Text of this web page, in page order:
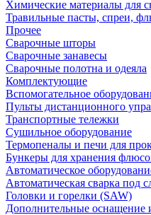
Химические материалы для
Травильные пасты, спреи,
Прочее
Сварочные шторы
Сварочные занавесы
Сварочные полотна и одеяла
Комплектующие
Вспомогательное
Пульты дистанционного
Транспортные тележки
Сушильное оборудование
Термопеналы и печи для
Бункеры для хранения
Автоматическое
Автоматическая сварка под
Головки и горелки (SAW)
Дополнительные оснащение